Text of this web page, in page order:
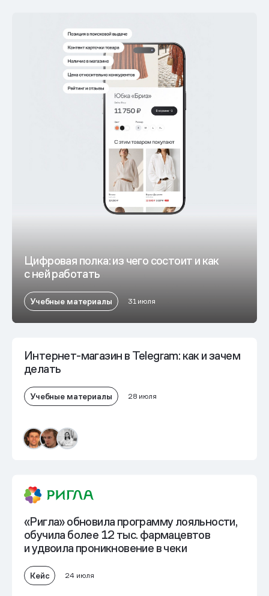
Цифровая полка: из чего состоит и как
с ней работать
Учебные материалы 31 июля
Интернет-магазин в Telegram: как и зачем
делать
Учебные материалы 28 июля
«Ригла» обновила программу лояльности,
обучила более 12 тыс. фармацевтов
иудвоила проникновение в чеки
Кейс 24 июля